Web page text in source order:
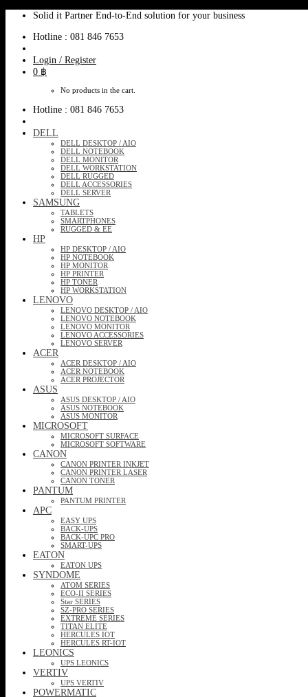
content
Solid it Partner End-to-End solution for your business
Hotline : 081 846 7653
Login / Register
0 ฿
No products in the cart.
Hotline : 081 846 7653
DELL
DELL DESKTOP / AIO
DELL NOTEBOOK
DELL MONITOR
DELL WORKSTATION
DELL RUGGED
DELL ACCESSORIES
DELL SERVER
SAMSUNG
TABLETS
SMARTPHONES
RUGGED & EE
HP
HP DESKTOP / AIO
HP NOTEBOOK
HP MONITOR
HP PRINTER
HP TONER
HP WORKSTATION
LENOVO
LENOVO DESKTOP / AIO
LENOVO NOTEBOOK
LENOVO MONITOR
LENOVO ACCESSORIES
LENOVO SERVER
ACER
ACER DESKTOP / AIO
ACER NOTEBOOK
ACER PROJECTOR
ASUS
ASUS DESKTOP / AIO
ASUS NOTEBOOK
ASUS MONITOR
MICROSOFT
MICROSOFT SURFACE
MICROSOFT SOFTWARE
CANON
CANON PRINTER INKJET
CANON PRINTER LASER
CANON TONER
PANTUM
PANTUM PRINTER
APC
EASY UPS
BACK-UPS
BACK-UPC PRO
SMART-UPS
EATON
EATON UPS
SYNDOME
ATOM SERIES
ECO-II SERIES
Star SERIES
SZ-PRO SERIES
EXTREME SERIES
TITAN ELITE
HERCULES IOT
HERCULES RT-IOT
LEONICS
UPS LEONICS
VERTIV
UPS VERTIV
POWERMATIC